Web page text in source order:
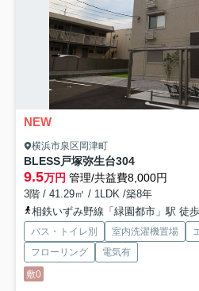
NEW
横浜市泉区岡津町
BLESS戸塚弥生台304
9.5万円 管理/共益費8,000円
3階 / 41.29㎡ / 1LDK /築8年
相鉄いずみ野線「緑園都市」駅 徒
バス・トイレ別 室内洗濯機置場
フローリング
電気有
敷0